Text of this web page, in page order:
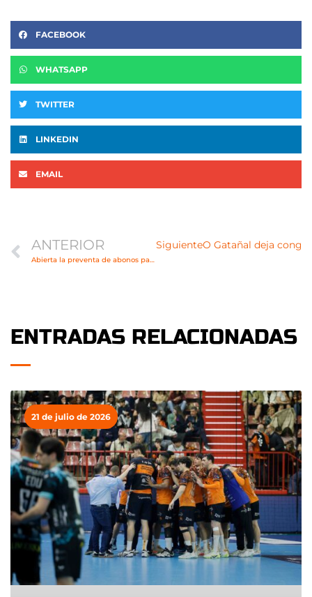
FACEBOOK
WHATSAPP
TWITTER
LINKEDIN
EMAIL
ANTERIOR
Abierta la preventa de abonos para la Final a 8 de la Copa del Rey de Irún
SiguienteO Gatañal deja
ENTRADAS RELACIONADAS
21 de julio de 2026